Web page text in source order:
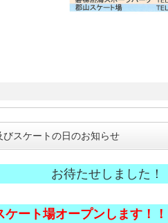
スケートの日のお知らせ
お待たせしました！
ケート場オープンします！！